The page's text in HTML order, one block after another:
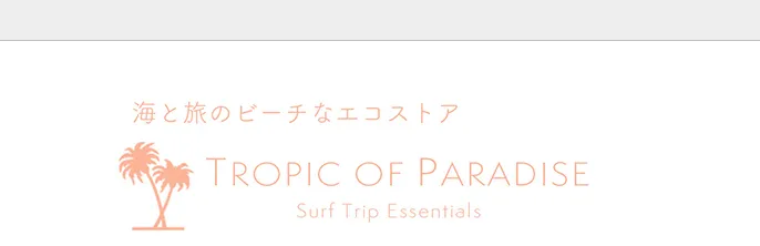
ビキニセット&ワンピース ビキニトップス（一部SALE）
【一般】水着お取り寄せ
クリアランスセール！最大70％オフ 新着商品
水着サイズ別 取扱店専用ページ
支払い・配送・返品・交換について ハニーガールが他の水着と違う10の理由